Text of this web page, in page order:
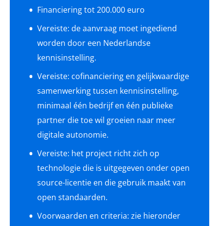
Financiering tot 200.000 euro
Vereiste: de aanvraag moet ingediend
worden door een Nederlandse
kennisinstelling.
Vereiste: cofinanciering en gelijkwaardige
samenwerking tussen kennisinstelling,
minimaal één bedrijf en één publieke
partner die toe wil groeien naar meer
digitale autonomie.
Vereiste: het project richt zich op
technologie die is uitgegeven onder open
source-licentie en die gebruik maakt van
open standaarden.
Voorwaarden en criteria: zie hieronder